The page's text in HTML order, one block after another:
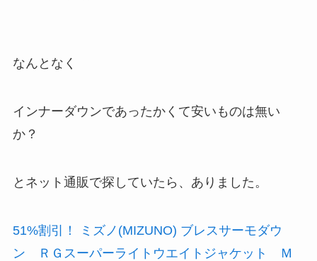
なんとなく
インナーダウンであったかくて安いものは無い
か？
とネット通販で探していたら、ありました。
51%割引！ ミズノ(MIZUNO) ブレスサーモダウ
ン ＲＧスーパーライトウエイトジャケット Ｍ